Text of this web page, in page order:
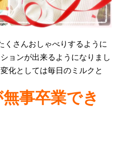
くさんおしゃべりするように
ョンが出来るようになりまし
化としては毎日のミルクと
事卒業でき